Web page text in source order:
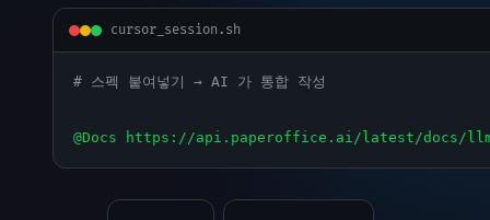
cursor_session.sh
# 스펙 붙여넣기 → AI 가 통합 작성
@Docs https://api.paperoffice.ai/latest/docs/